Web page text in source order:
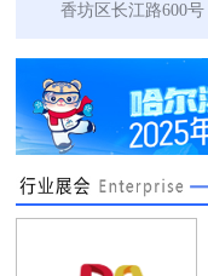
香坊区长江路600